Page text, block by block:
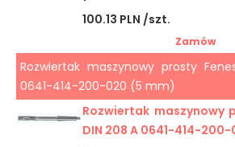
100.13 PLN /szt.
Zamów
Rozwiertak maszynowy prosty
0641-414-200-020 (5 mm)
Rozwiertak maszynowy
DIN 208 A 0641-414-